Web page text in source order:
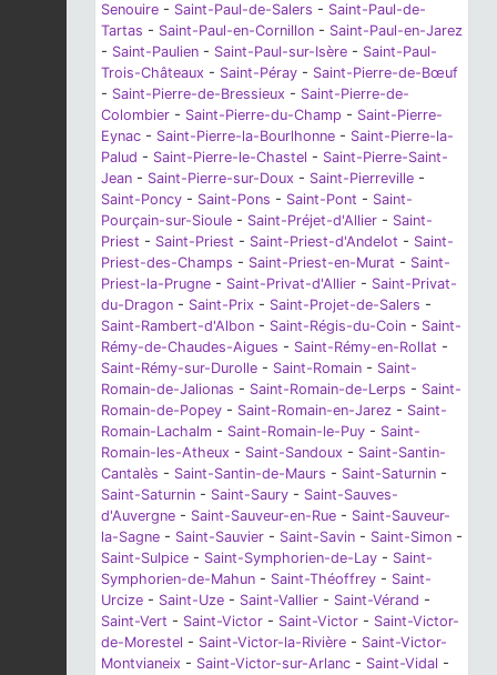
Senouire - Saint-Paul-de-Salers - Saint-Paul-de-
Tartas - Saint-Paul-en-Cornillon - Saint-Paul-en-Jarez
- Saint-Paulien - Saint-Paul-sur-Isère - Saint-Paul-
Trois-Châteaux - Saint-Péray - Saint-Pierre-de-Bœuf
- Saint-Pierre-de-Bressieux - Saint-Pierre-de-
Colombier - Saint-Pierre-du-Champ - Saint-Pierre-
Eynac - Saint-Pierre-la-Bourlhonne - Saint-Pierre-la-
Palud - Saint-Pierre-le-Chastel - Saint-Pierre-Saint-
Jean - Saint-Pierre-sur-Doux - Saint-Pierreville -
Saint-Poncy - Saint-Pons - Saint-Pont - Saint-
Pourçain-sur-Sioule - Saint-Préjet-d'Allier - Saint-
Priest - Saint-Priest - Saint-Priest-d'Andelot - Saint-
Priest-des-Champs - Saint-Priest-en-Murat - Saint-
Priest-la-Prugne - Saint-Privat-d'Allier - Saint-Privat-
du-Dragon - Saint-Prix - Saint-Projet-de-Salers -
Saint-Rambert-d'Albon - Saint-Régis-du-Coin - Saint-
Rémy-de-Chaudes-Aigues - Saint-Rémy-en-Rollat -
Saint-Rémy-sur-Durolle - Saint-Romain - Saint-
Romain-de-Jalionas - Saint-Romain-de-Lerps - Saint-
Romain-de-Popey - Saint-Romain-en-Jarez - Saint-
Romain-Lachalm - Saint-Romain-le-Puy - Saint-
Romain-les-Atheux - Saint-Sandoux - Saint-Santin-
Cantalès - Saint-Santin-de-Maurs - Saint-Saturnin -
Saint-Saturnin - Saint-Saury - Saint-Sauves-
d'Auvergne - Saint-Sauveur-en-Rue - Saint-Sauveur-
la-Sagne - Saint-Sauvier - Saint-Savin - Saint-Simon -
Saint-Sulpice - Saint-Symphorien-de-Lay - Saint-
Symphorien-de-Mahun - Saint-Théoffrey - Saint-
Urcize - Saint-Uze - Saint-Vallier - Saint-Vérand -
Saint-Vert - Saint-Victor - Saint-Victor - Saint-Victor-
de-Morestel - Saint-Victor-la-Rivière - Saint-Victor-
Montvianeix - Saint-Victor-sur-Arlanc - Saint-Vidal -